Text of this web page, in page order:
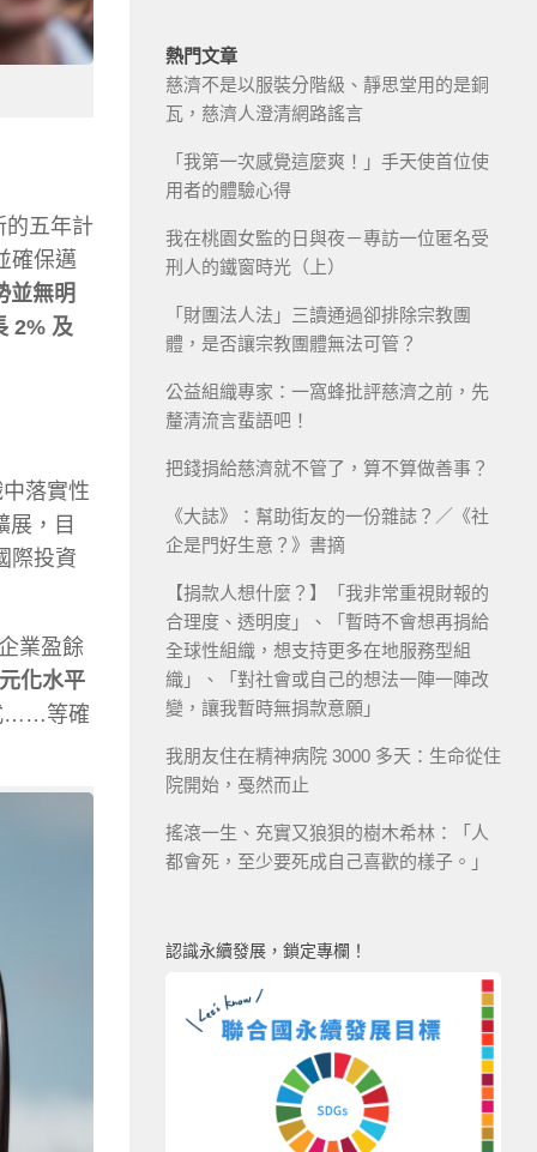
的五年計
確保邁
並無明
2% 及
落實性
展，目
際投資
業盈餘
化水平
……等確
熱門文章
慈濟不是以服裝分階級、靜思堂用的是銅
瓦，慈濟人澄清網路謠言
「我第一次感覺這麼爽！」手天使首位使
用者的體驗心得
我在桃園女監的日與夜－專訪一位匿名受
刑人的鐵窗時光（上）
「財團法人法」三讀通過卻排除宗教團
體，是否讓宗教團體無法可管？
公益組織專家：一窩蜂批評慈濟之前，先
釐清流言蜚語吧！
把錢捐給慈濟就不管了，算不算做善事？
《大誌》：幫助街友的一份雜誌？／《社
企是門好生意？》書摘
【捐款人想什麼？】「我非常重視財報的
合理度、透明度」、「暫時不會想再捐給
全球性組織，想支持更多在地服務型組
織」、「對社會或自己的想法一陣一陣改
變，讓我暫時無捐款意願」
我朋友住在精神病院 3000 多天：生命從住
院開始，戞然而止
搖滾一生、充實又狼狽的樹木希林：「人
都會死，至少要死成自己喜歡的樣子。」
認識永續發展，鎖定專欄！